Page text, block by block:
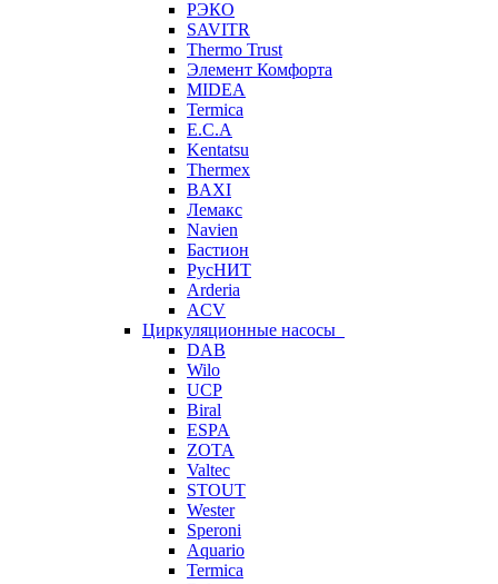
РЭКО
SAVITR
Thermo Trust
Элемент Комфорта
MIDEA
Termica
E.C.A
Kentatsu
Thermex
BAXI
Лемакс
Navien
Бастион
РусНИТ
Arderia
ACV
Циркуляционные насосы
DAB
Wilo
UCP
Biral
ESPA
ZOTA
Valtec
STOUT
Wester
Speroni
Aquario
Termica